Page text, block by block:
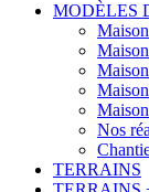
MODÈLES
Nos
TERRAINS